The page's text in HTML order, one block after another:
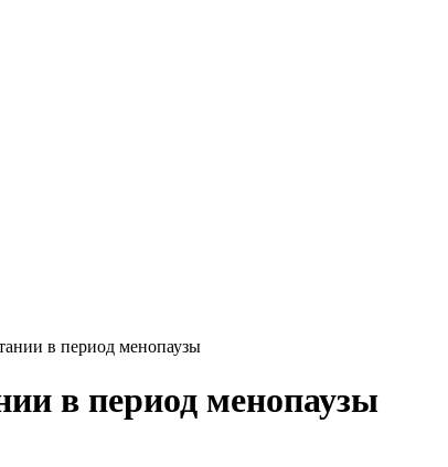
в период менопаузы
в период менопаузы